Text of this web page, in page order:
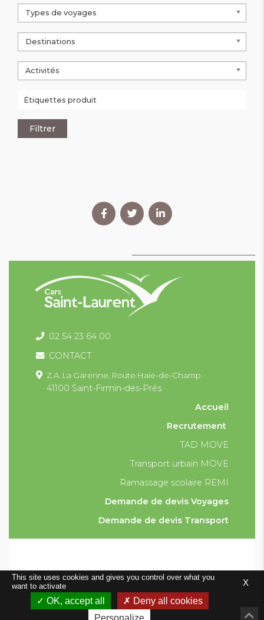
Types de voyages
Destinations
Activités
02 54 23 64 00
CONTACT
Z.A. La Garenne, Route Haie-de-Champ
41100 Saint-Firmin-des-Prés
Accueil
Recrutement
TAD MOVE
Transport urbain MOVE
Ramassage scolaire REMI
Demande de devis Voyages
Demande de devis Transport
Mentions légales
Conception 21 10.fr
X
This site uses cookies and gives you control over what you
want to activate
OK, accept all
Deny all cookies
Personalize